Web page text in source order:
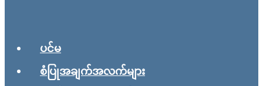
ပင်မ
စံပြုအချက်အလက်များ